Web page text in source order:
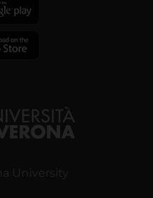
University